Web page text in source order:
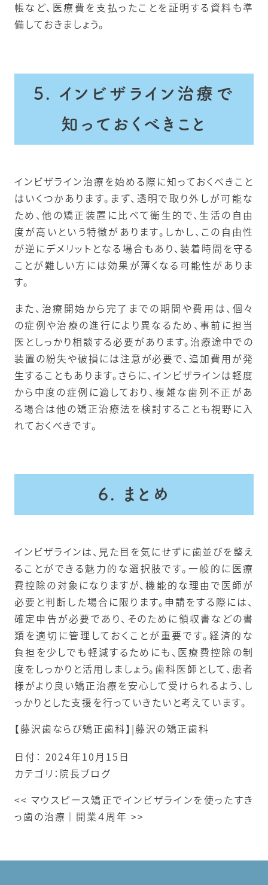
帳など、医療費を支払ったことを証明する資料も準
備しておきましょう。
5. インビザライン治療で
知っておくべきこと
インビザライン治療を始める際に知っておくべきこと
はいくつかあります。まず、透明で取り外しが可能な
ため、他の矯正装置に比べて衛生的で、生活の自由
度が高いという特徴があります。しかし、この自由性
が逆にデメリットとなる場合もあり、装着時間を守る
ことが難しい方には効果が薄くなる可能性がありま
す。
また、治療開始から完了までの期間や費用は、個々
の症例や治療の進行により異なるため、事前に担当
医としっかり相談する必要があります。治療途中での
装置の紛失や破損には注意が必要で、追加費用が発
生することもあります。さらに、インビザラインは軽度
から中度の症例に適しており、複雑な歯列不正があ
る場合は他の矯正治療法を検討することも視野に入
れておくべきです。
6. まとめ
インビザラインは、見た目を気にせずに歯並びを整え
ることができる魅力的な選択肢です。一般的に医療
費控除の対象になりますが、機能的な理由で医師が
必要と判断した場合に限ります。申請をする際には、
確定申告が必要であり、そのために領収書などの書
類を適切に管理しておくことが重要です。経済的な
負担を少しでも軽減するためにも、医療費控除の制
度をしっかりと活用しましょう。歯科医師として、患者
様がより良い矯正治療を安心して受けられるよう、し
っかりとした支援を行っていきたいと考えています。
【藤沢歯ならび矯正歯科】|藤沢の矯正歯科
日付： 2024年10月15日
カテゴリ： 院長ブログ
<< マウスピース矯正でインビザラインを使ったすき
っ歯の治療 ｜ 開業４周年 >>